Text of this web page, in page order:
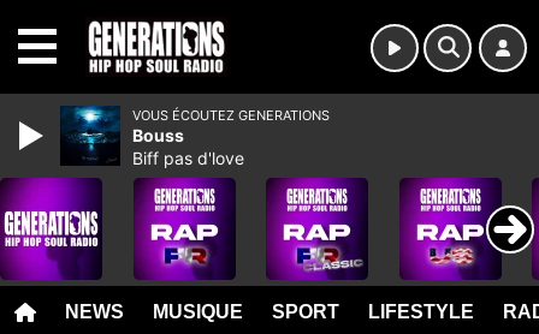
NEWS MUSIQUE SPORT LIFESTYLE
VOUS ÉCOUTEZ GENERATIONS
Bouss
Biff pas d'love